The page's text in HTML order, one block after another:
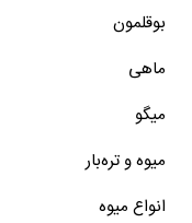
بوقلمون
ماهی
میگو
میوه و تره‌بار
انواع میوه